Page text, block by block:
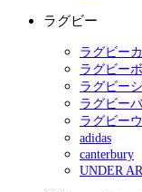
ラグビー
ラグビー
ラグビー
ラグビー
ラグビー
ラグビー
adidas
canterbury
UNDER